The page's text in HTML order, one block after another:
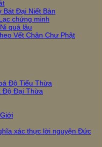
Bát Đại Niết Bàn
chứng minh
quá lâu
Vết Chân Chư Phật
Độ Tiểu Thừa
Độ Đại Thừa
xác thực lời nguyện Đức